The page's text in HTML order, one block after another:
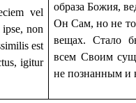
vel
non
est
igitur
образа Божия,
Он Сам, но не
вещах. Стало
всем Своим
не познанным и